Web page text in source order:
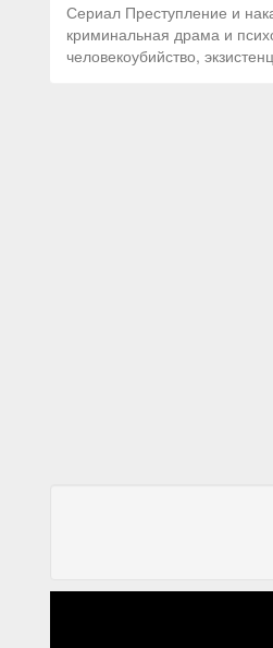
Сериал Преступление и
криминальная драма и
человекоубийство,